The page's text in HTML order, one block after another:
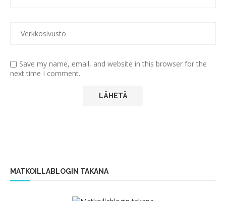
Save my name, email, and website in this browser for the
next time I comment.
MATKOILLABLOGIN TAKANA